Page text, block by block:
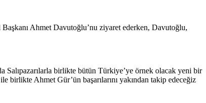
Ahmet Davutoğlu’nu ziyaret ederken, Davutoğlu,
Salıpazarılarla birlikte bütün Türkiye’ye örnek olacak yeni bir
Ahmet Gür’ün başarılarını yakından takip edeceğiz